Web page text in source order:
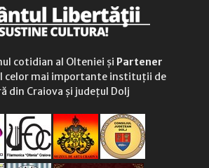
cotidian al Olteniei și Partener
celor mai importante instituții de
din Craiova și județul Dolj